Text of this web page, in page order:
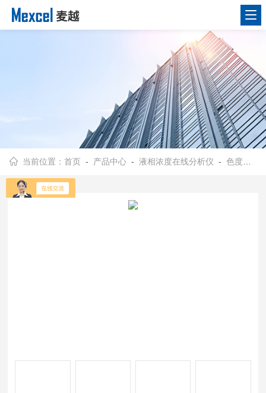
当前位置：首页 - 产品中心 -液相浓度在线分析仪 -色度在线分析仪